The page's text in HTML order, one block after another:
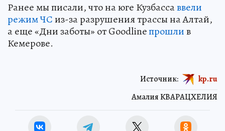
Ранее мы писали, что на юге Кузбассаввели
режим ЧСиз-за разрушения трассы на Алтай,
а еще «Дни заботы» от Goodlineпрошлив
Кемерове.
Амалия КВАРАЦХЕЛИЯ
Источник: kp.ru